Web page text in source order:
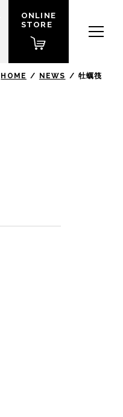
ONLINE
STORE
HOME NEWS 牡蠣筏